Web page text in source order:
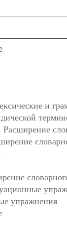
и
Расширение
упражнения